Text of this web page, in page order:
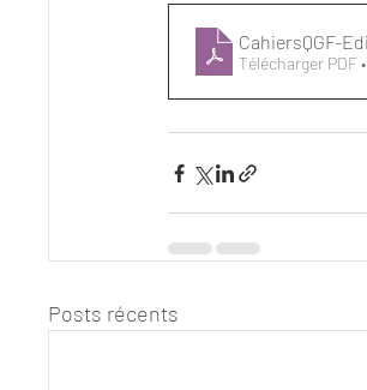
Télécharger PDF
Posts récents